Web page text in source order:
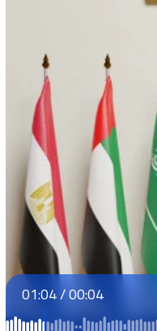
00:04
/
01:04